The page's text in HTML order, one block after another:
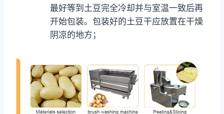
最好等到土豆完全冷却并与室温一致后再
开始包装。包装好的土豆干应放置在干燥
阴凉的地方；